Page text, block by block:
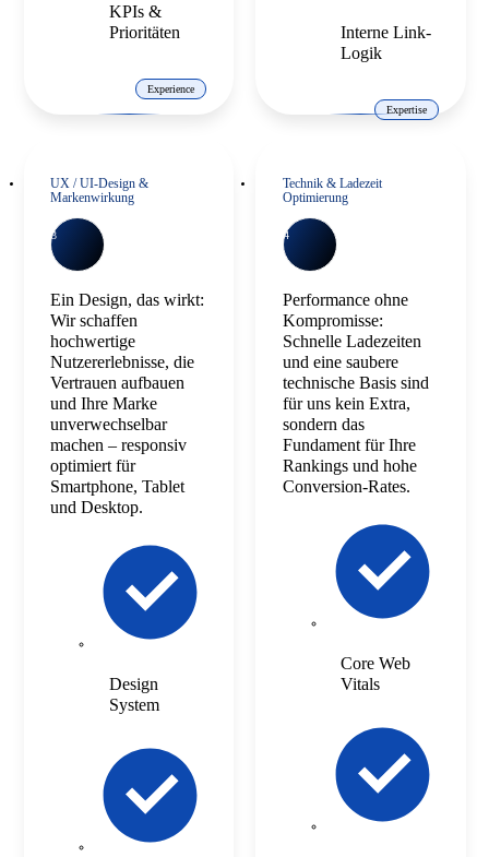
KPIs &
Prioritäten
Experience
Interne Link-
Logik
Expertise
UX / UI-Design &
Markenwirkung
3
Ein Design, das wirkt:
Wir schaffen
hochwertige
Nutzererlebnisse, die
Vertrauen aufbauen
und Ihre Marke
unverwechselbar
machen – responsiv
optimiert für
Smartphone, Tablet
und Desktop.
Design
System
Technik & Ladezeit
Optimierung
4
Performance ohne
Kompromisse:
Schnelle Ladezeiten
und eine saubere
technische Basis sind
für uns kein Extra,
sondern das
Fundament für Ihre
Rankings und hohe
Conversion-Rates.
Core Web
Vitals